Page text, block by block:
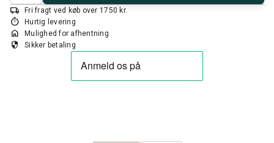
local_shipping Fri fragt ved køb over 1750 kr.
timer Hurtig levering
home Mulighed for afhentning
security Sikker betaling